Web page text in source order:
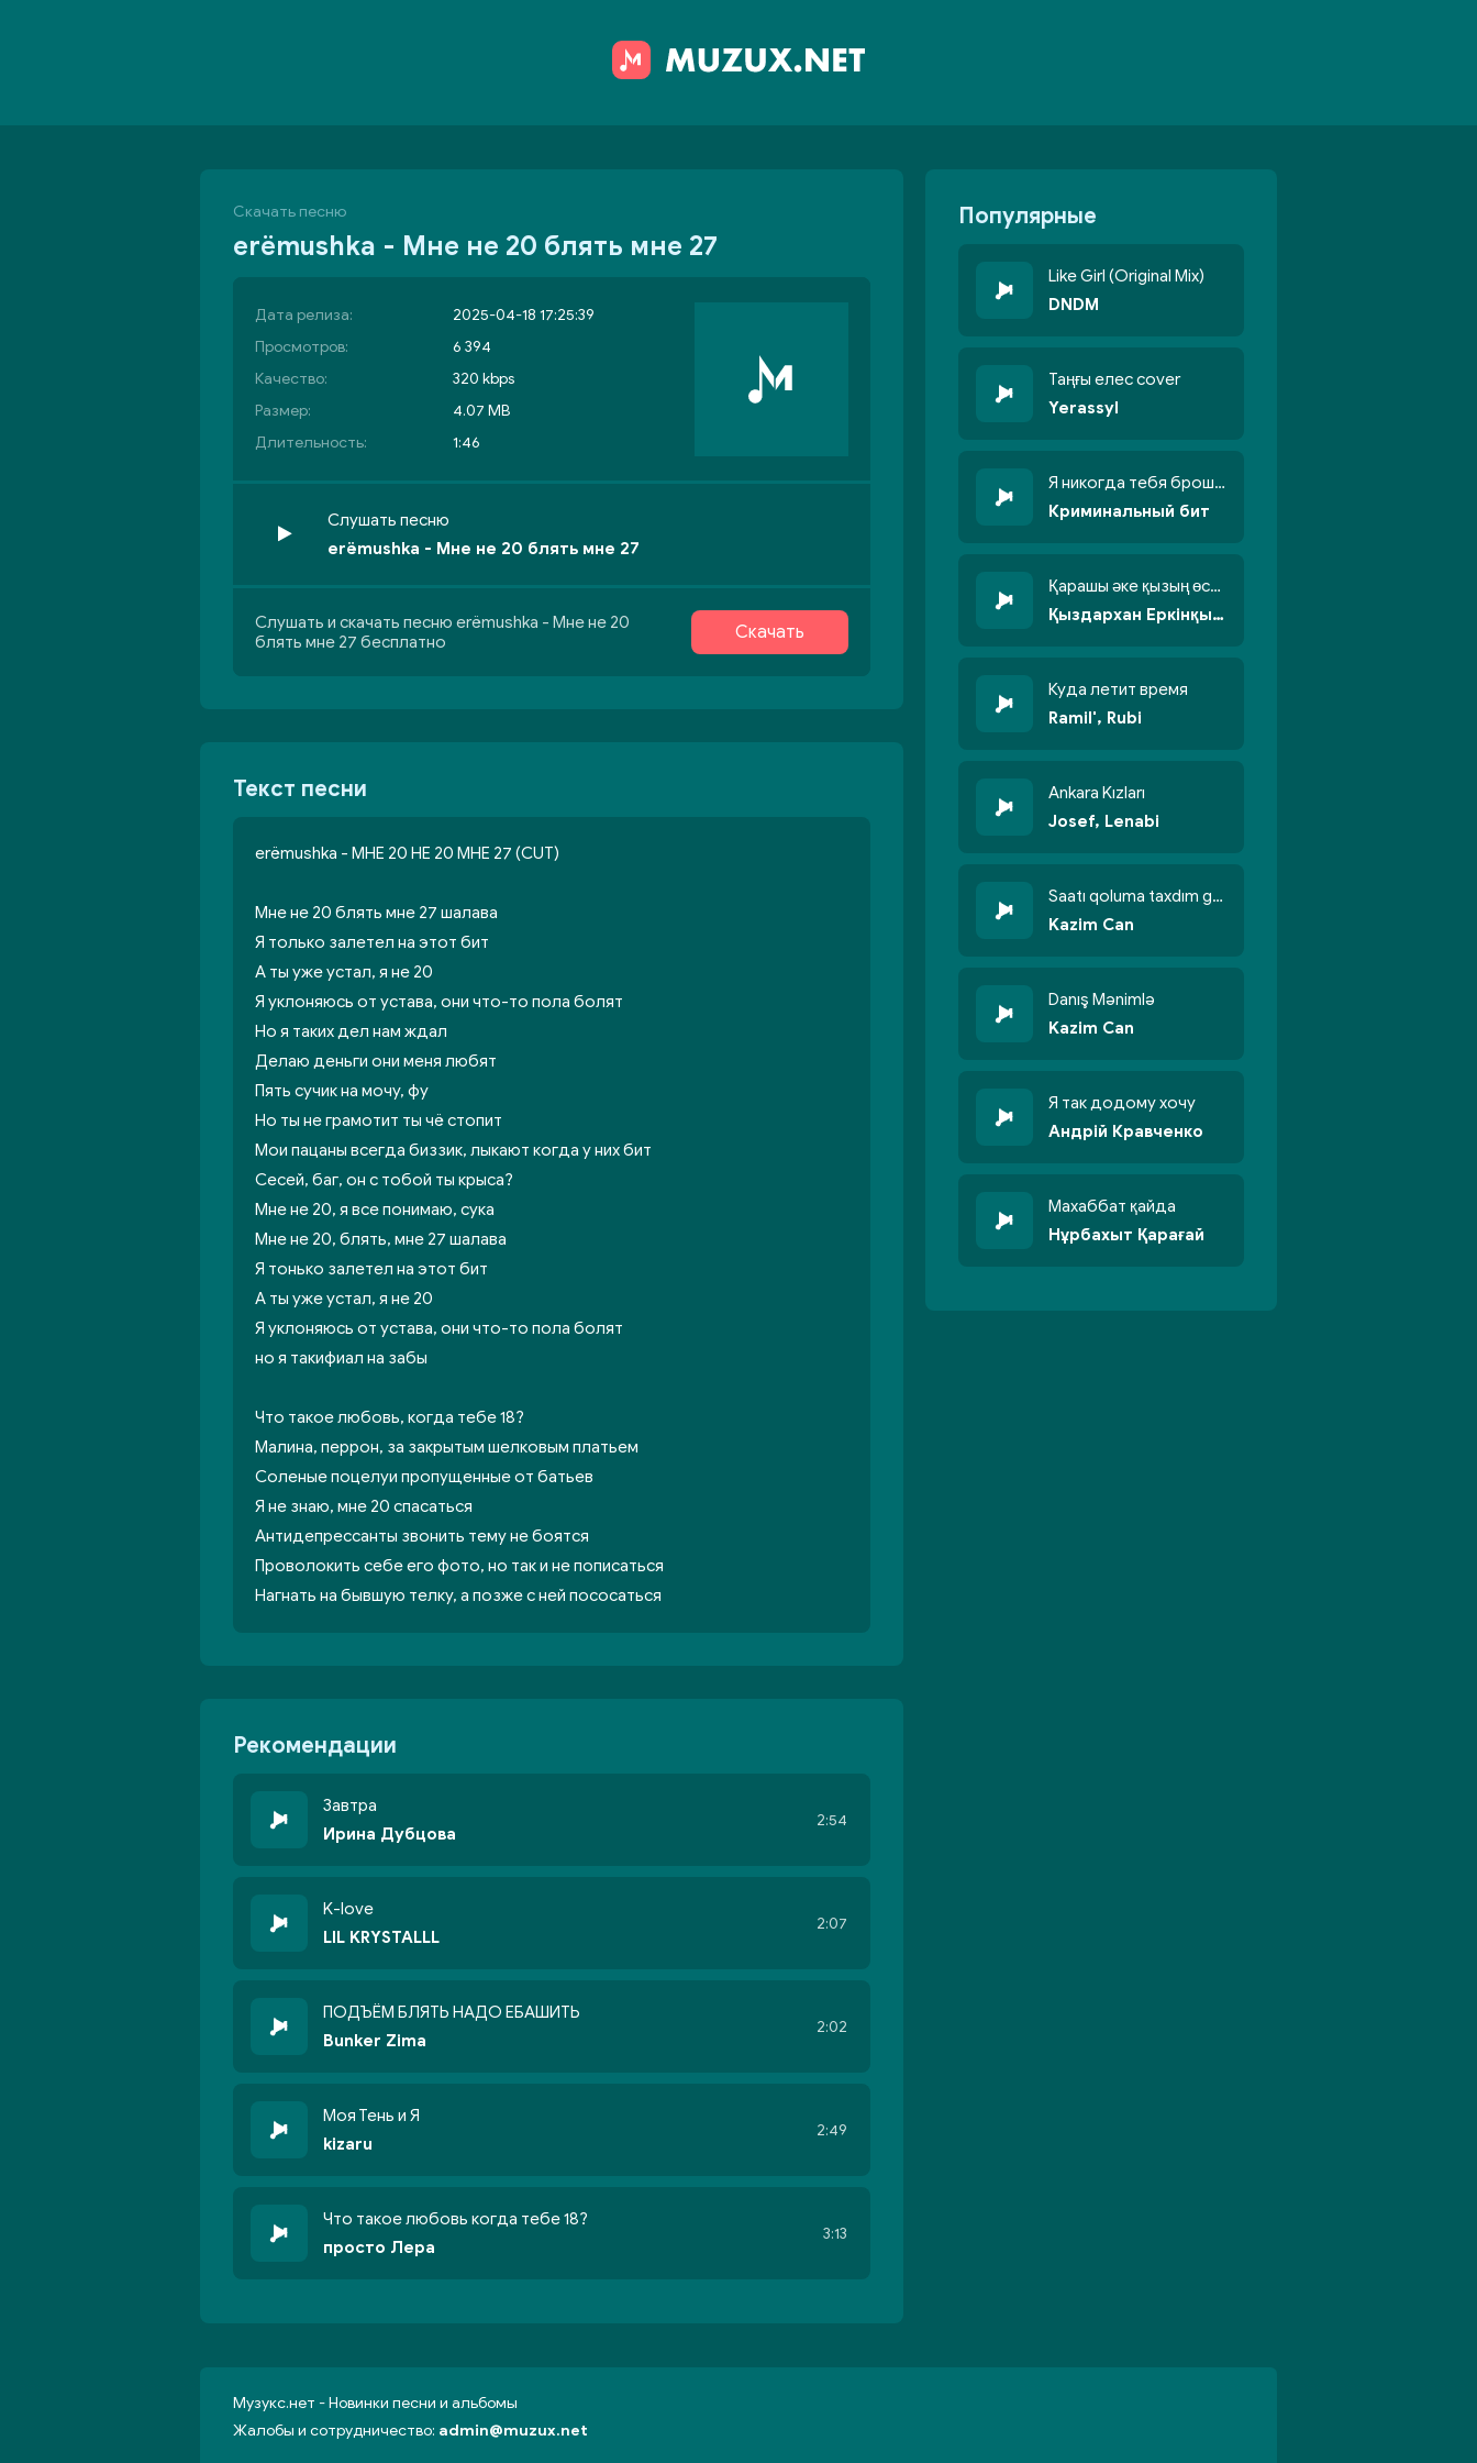
Скачать песню
erёmushka - Мне не 20 блять мне 27
Дата релиза:
2025-04-18 17:25:39
Просмотров:
6 394
Качество:
320 kbps
Размер:
4.07 MB
Длительность:
1:46
Слушать песню
erёmushka - Мне не 20 блять мне 27
Слушать и скачать песню erёmushka - Мне не 20
блять мне 27 бесплатно
Скачать
Текст песни
erёmushka - МНЕ 20 НЕ 20 МНЕ 27 (CUT)
Мне не 20 блять мне 27 шалава
Я только залетел на этот бит
А ты уже устал, я не 20
Я уклоняюсь от устава, они что-то пола болят
Но я таких дел нам ждал
Делаю деньги они меня любят
Пять сучик на мочу, фу
Но ты не грамотит ты чё стопит
Мои пацаны всегда биззик, лыкают когда у них бит
Сесей, баг, он с тобой ты крыса?
Мне не 20, я все понимаю, сука
Мне не 20, блять, мне 27 шалава
Я тонько залетел на этот бит
А ты уже устал, я не 20
Я уклоняюсь от устава, они что-то пола болят
но я такифиал на забы
Что такое любовь, когда тебе 18?
Малина, перрон, за закрытым шелковым платьем
Соленые поцелуи пропущенные от батьев
Я не знаю, мне 20 спасаться
Антидепрессанты звонить тему не боятся
Проволокить себе его фото, но так и не пописаться
Нагнать на бывшую телку, а позже с ней пососаться
Рекомендации
Завтра
Ирина Дубцова
2:54
K-love
LIL KRYSTALLL
2:07
ПОДЪЁМ БЛЯТЬ НАДО ЕБАШИТЬ
Bunker Zima
2:02
Моя Тень и Я
kizaru
2:49
Что такое любовь когда тебе 18?
просто Лера
3:13
Популярные
Like Girl (Original Mix)
DNDM
Таңғы елес cover
Yerassyl
Я никогда тебя брошу никогда не кину
Криминальный бит
Қарашы әке қызың өсті бойжеттіп
Қыздархан Еркінқызы
Куда летит время
Ramil', Rubi
Ankara Kızları
Josef, Lenabi
Saatı qoluma taxdım göyün üzünə qalxdım
Kazim Can
Danış Mənimlə
Kazim Can
Я так додому хочу
Андрій Кравченко
Махаббат қайда
Нұрбахыт Қарағай
Музукс.нет - Новинки песни и альбомы
Жалобы и сотрудничество: admin@muzux.net